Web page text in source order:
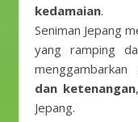
kedamaian.
Seniman Jepang
yang ramping
menggambarkan
dan ketenangan
Jepang.